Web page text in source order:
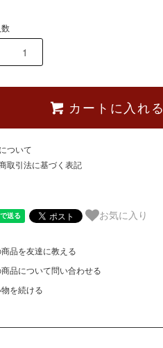
カートに入れる
ついて
取引法に基づく表記
お気に入り
商品を友達に教える
商品について問い合わせる
物を続ける